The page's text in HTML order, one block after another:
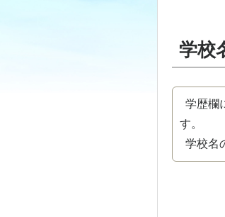
学校
学歴欄
す。
学校名